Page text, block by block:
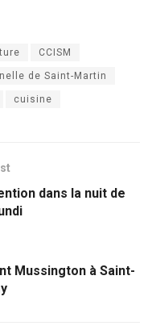
CCISM
de Saint-Martin
cuisine
dans la nuit de
Mussington à Saint-